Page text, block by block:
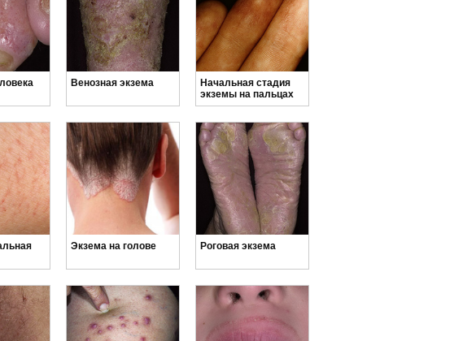
Венозная экзема
Начальная стадия
экземы на пальцах
рук
Экзема на голове Роговая экзема